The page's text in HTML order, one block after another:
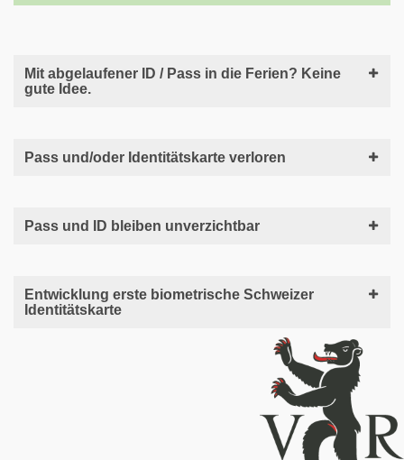
Mit abgelaufener ID / Pass in die Ferien? Keine
gute Idee.
Pass und/oder Identitätskarte verloren
Pass und ID bleiben unverzichtbar
Entwicklung erste biometrische Schweizer
Identitätskarte